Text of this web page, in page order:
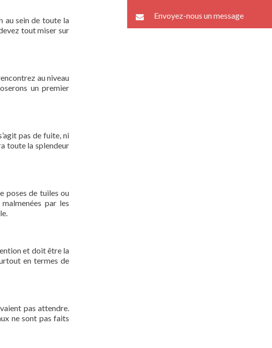
au sein de toute la
tout miser sur
au niveau
un premier
pas de fuite, ni
toute la splendeur
poses de tuiles ou
par les
et doit être la
en termes de
pas attendre.
ne sont pas faits
Envoyez-nous un message